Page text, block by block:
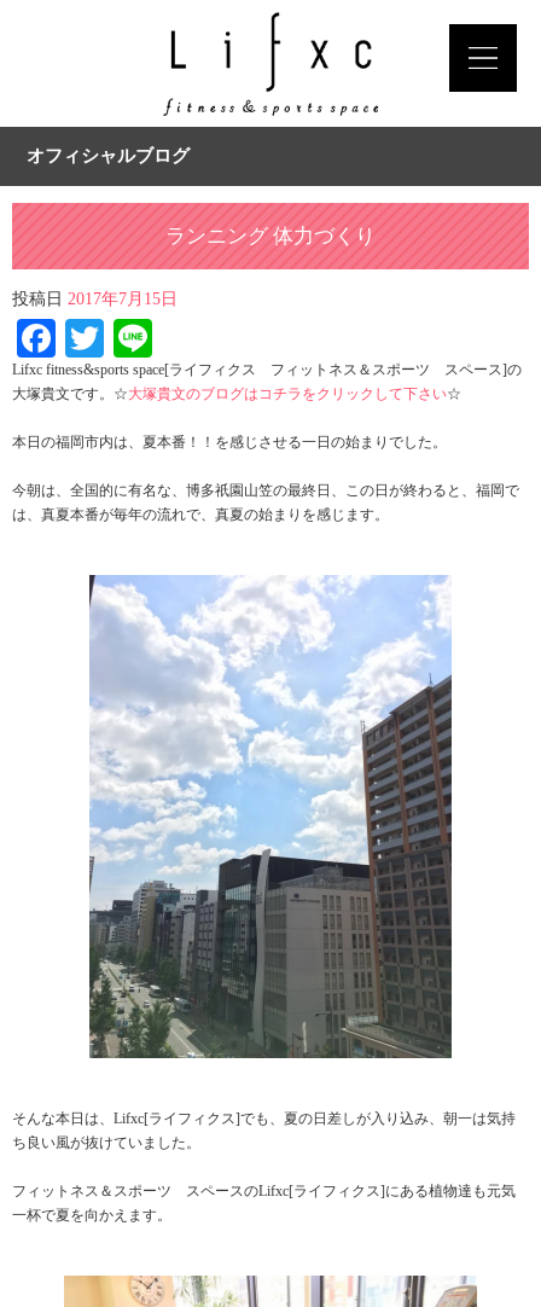
オフィシャルブログ
ランニング 体力づくり
投稿日 2017年7月15日
Facebook
Twitter
Lifxc fitness&sports space[ライフィクス フィットネス＆スポーツ スペース]の
大塚貴文です。☆大塚貴文のブログはコチラをクリックして下さい☆
本日の福岡市内は、夏本番！！を感じさせる一日の始まりでした。
今朝は、全国的に有名な、博多祇園山笠の最終日、この日が終わると、福岡で
は、真夏本番が毎年の流れで、真夏の始まりを感じます。
そんな本日は、Lifxc[ライフィクス]でも、夏の日差しが入り込み、朝一は気持
ち良い風が抜けていました。
フィットネス＆スポーツ スペースのLifxc[ライフィクス]にある植物達も元気
一杯で夏を向かえます。